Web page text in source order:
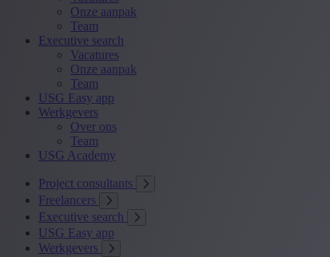
Onze aanpak
Team
Executive search
Vacatures
Onze aanpak
Team
USG Easy app
Werkgevers
Over ons
Team
USG Academy
Project consultants
Freelancers
Executive search
USG Easy app
Werkgevers